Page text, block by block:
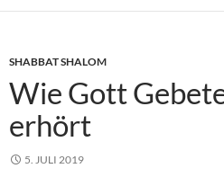
SHABBAT SHALOM
Wie Gott
erhört
5. JULI 2019